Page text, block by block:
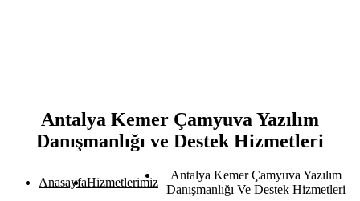
Antalya Kemer Çamyuva Yazılım
Danışmanlığı ve Destek Hizmetleri
AnasayfaHizmetlerimiz
Antalya Kemer Çamyuva Yazılım
Danışmanlığı Ve Destek Hizmetleri